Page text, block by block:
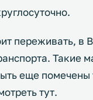
переживать, в
Такие
еще помечены
тут.